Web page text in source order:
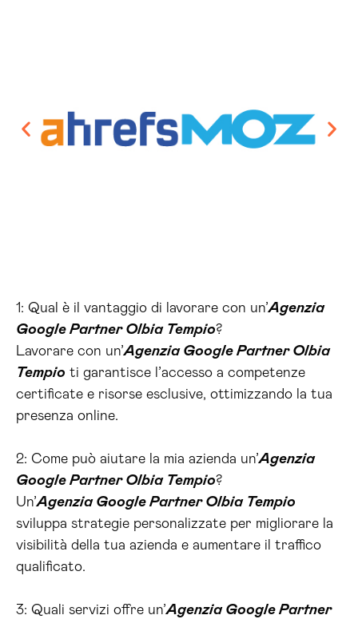
1: Qual è il vantaggio di lavorare con un’Agenzia
Google Partner Olbia Tempio?
Lavorare con un’Agenzia Google Partner Olbia
Tempio ti garantisce l’accesso a competenze
certificate e risorse esclusive, ottimizzando la tua
presenza online.
2: Come può aiutare la mia azienda un’Agenzia
Google Partner Olbia Tempio?
Un’Agenzia Google Partner Olbia Tempio
sviluppa strategie personalizzate per migliorare la
visibilità della tua azienda e aumentare il traffico
qualificato.
3: Quali servizi offre un’Agenzia Google Partner